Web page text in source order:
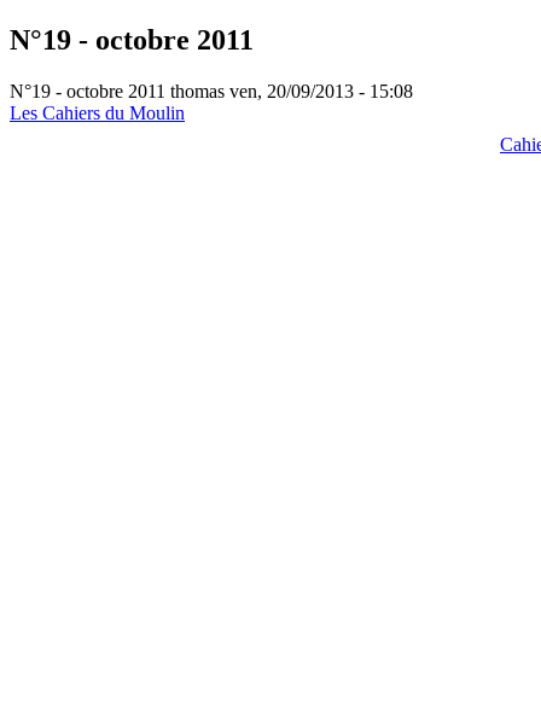
N°19 - octobre 2011
N°19 - octobre 2011 thomas ven, 20/09/2013 - 15:08
Les Cahiers du Moulin